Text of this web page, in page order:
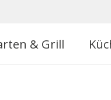
& Grill